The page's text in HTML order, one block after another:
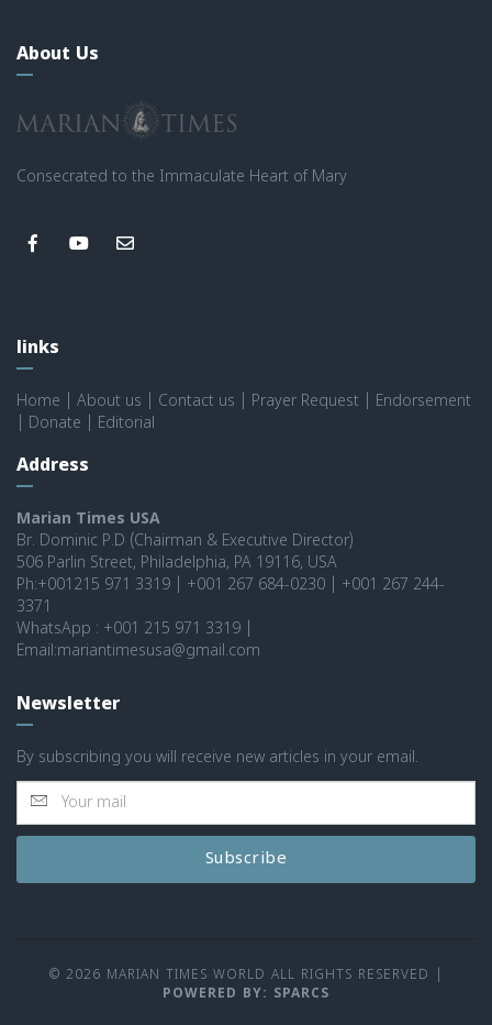
About Us
Consecrated to the Immaculate Heart of Mary
links
Home About us Contact us Prayer Request
Endorsement
Donate Editorial
Address
Marian Times USA
Br. Dominic P.D (Chairman & Executive Director)
506 Parlin Street, Philadelphia, PA 19116, USA
Ph:+001215 971 3319 | +001 267 684-0230 | +001 267 244-
3371
WhatsApp : +001 215 971 3319 |
Email:mariantimesusa@gmail.com
Newsletter
By subscribing you will receive new articles in your email.
Subscribe
© 2026 MARIAN TIMES WORLD ALL RIGHTS RESERVED
POWERED BY: SPARCS